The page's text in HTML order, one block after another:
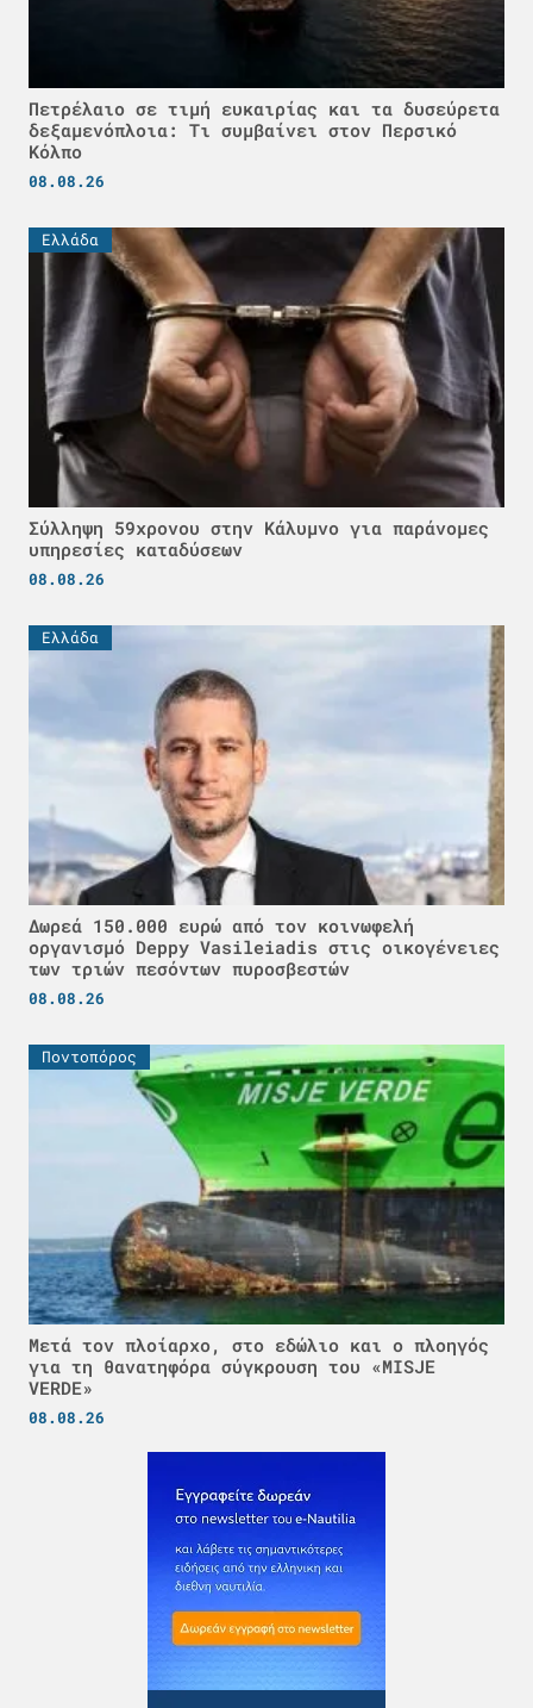
Πετρέλαιο σε τιμή ευκαιρίας και τα δυσεύρετα
δεξαμενόπλοια: Τι συμβαίνει στον Περσικό
Κόλπο
08.08.26
Ελλάδα
Σύλληψη 59χρονου στην Κάλυμνο για παράνομες
υπηρεσίες καταδύσεων
08.08.26
Ελλάδα
Δωρεά 150.000 ευρώ από τον κοινωφελή
οργανισμό Deppy Vasileiadis στις οικογένειες
των τριών πεσόντων πυροσβεστών
08.08.26
Ποντοπόρος
Μετά τον πλοίαρχο, στο εδώλιο και ο πλοηγός
για τη θανατηφόρα σύγκρουση του «MISJE
VERDE»
08.08.26